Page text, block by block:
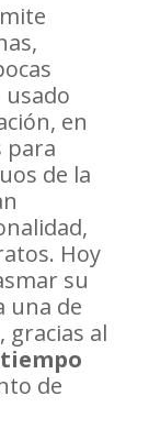
en
para
de la
Hoy
su
una de
al
de